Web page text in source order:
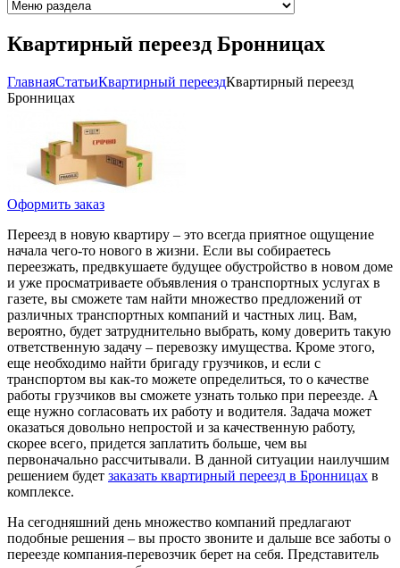
Квартирный переезд Бронницах
ГлавнаяCтатьиКвартирный переездКвартирный переезд
Бронницах
Оформить заказ
Переезд в новую квартиру – это всегда приятное ощущение
начала чего-то нового в жизни. Если вы собираетесь
переезжать, предвкушаете будущее обустройство в новом доме
и уже просматриваете объявления о транспортных услугах в
газете, вы сможете там найти множество предложений от
различных транспортных компаний и частных лиц. Вам,
вероятно, будет затруднительно выбрать, кому доверить такую
ответственную задачу – перевозку имущества. Кроме этого,
еще необходимо найти бригаду грузчиков, и если с
транспортом вы как-то можете определиться, то о качестве
работы грузчиков вы сможете узнать только при переезде. А
еще нужно согласовать их работу и водителя. Задача может
оказаться довольно непростой и за качественную работу,
скорее всего, придется заплатить больше, чем вы
первоначально рассчитывали. В данной ситуации наилучшим
решением будет заказать квартирный переезд в Бронницах в
комплексе.
На сегодняшний день множество компаний предлагают
подобные решения – вы просто звоните и дальше все заботы о
переезде компания-перевозчик берет на себя. Представитель